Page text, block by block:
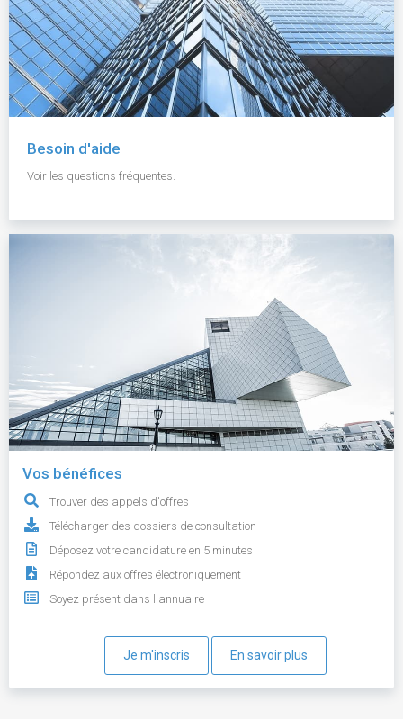
Besoin d'aide
Voir les questions fréquentes.
Vos bénéfices
Trouver des appels d'offres
Télécharger des dossiers de consultation
Déposez votre candidature en 5 minutes
Répondez aux offres électroniquement
Soyez présent dans l'annuaire
Je m'inscris En savoir plus